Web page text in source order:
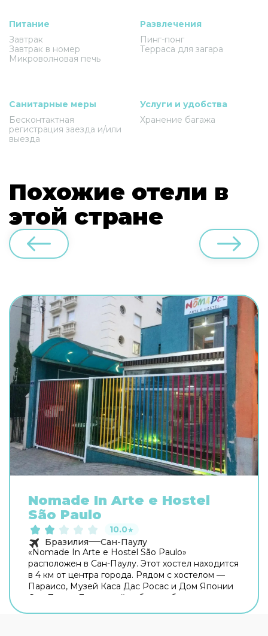
Питание
Завтрак
Завтрак в номер
Микроволновая печь
Развлечения
Пинг-понг
Терраса для загара
Санитарные меры
Бесконтактная
регистрация заезда и/или
выезда
Услуги и удобства
Хранение багажа
Похожие отели в
этой стране
Nomade In Arte e Hostel
São Paulo
10.0★
Бразилия
Сан-Паулу
«Nomade In Arte e Hostel São Paulo»
расположен в Сан-Паулу. Этот хостел находится
в 4 км от центра города. Рядом с хостелом —
Параисо, Музей Каса Дас Росас и Дом Японии
Сан-Паулу. Для гостей работает бар.